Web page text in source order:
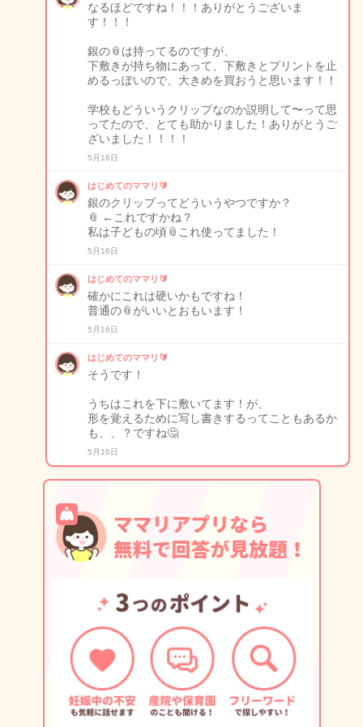
なるほどですね！！！ありがとうございま
す！！！
銀の📎は持ってるのですが、
下敷きが持ち物にあって、下敷きとプリントを止
めるっぽいので、大きめを買おうと思います！！
学校もどういうクリップなのか説明して〜って思
ってたので、とても助かりました！ありがとうご
ざいました！！！！
5月16日
はじめてのママリ🔰
銀のクリップってどういうやつですか？
📎 ←これですかね？
私は子どもの頃📎これ使ってました！
5月16日
はじめてのママリ🔰
確かにこれは硬いかもですね！
普通の📎がいいとおもいます！
5月16日
はじめてのママリ🔰
そうです！
うちはこれを下に敷いてます！が、
形を覚えるために写し書きするってこともあるか
も、、？ですね🤔
5月16日